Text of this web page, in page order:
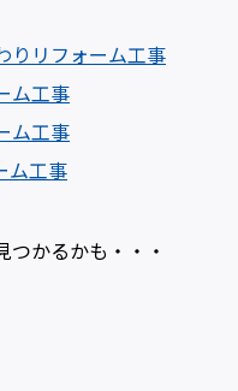
りリフォーム工事
ム工事
ム工事
ム工事
かるかも・・・